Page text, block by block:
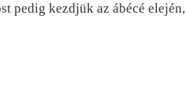
pedig kezdjük az ábécé